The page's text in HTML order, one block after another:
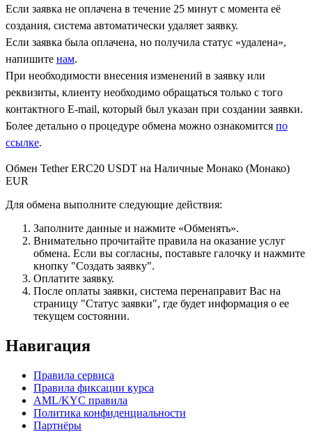
Если заявка не оплачена в течение 25 минут с момента её
создания, система автоматически удаляет заявку.
Если заявка была оплачена, но получила статус «удалена»,
напишите нам.
При необходимости внесения изменений в заявку или
реквизиты, клиенту необходимо обращаться только с того
контактного Е-mail, который был указан при создании заявки.
Более детально о процедуре обмена можно ознакомится по
ссылке.
Обмен Tether ERC20 USDT на Наличные Монако (Монако)
EUR
Для обмена выполните следующие действия:
Заполните данные и нажмите «Обменять».
Внимательно прочитайте правила на оказание услуг
обмена. Если вы согласны, поставьте галочку и нажмите
кнопку "Создать заявку".
Оплатите заявку.
После оплаты заявки, система перенаправит Вас на
страницу "Статус заявки", где будет информация о ее
текущем состоянии.
Навигация
Правила сервиса
Правила фиксации курса
AML/KYC правила
Политика конфиденциальности
Партнёры